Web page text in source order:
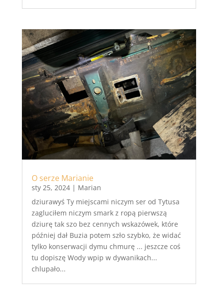
O serze Marianie
sty 25, 2024| Marian
dziurawyś Ty miejscami niczym ser od Tytusa
zagluciłem niczym smark z ropą pierwszą
dziurę tak szo bez cennych wskazówek, które
później dał Buzia potem szło szybko, że widać
tylko konserwacji dymu chmurę ... jeszcze coś
tu dopiszę Wody wpip w dywanikach...
chlupało...